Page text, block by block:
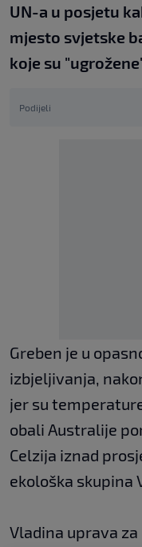
UN-a u posjetu
mjesto svjetske
koje su
Podijeli
Greben je u
izbjeljivanja,
jer su
obali Australije
Celzija iznad
ekološka skupina
Vladina uprava